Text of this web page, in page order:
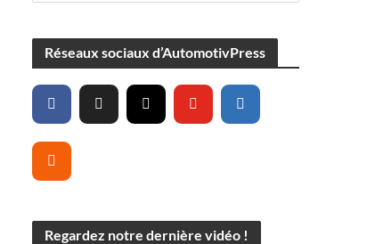
Réseaux sociaux d’AutomotivPress
Regardez notre dernière vidéo !